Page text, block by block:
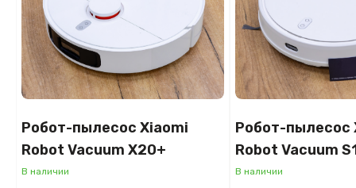
Робот-пылесос Xiaomi
Robot Vacuum X20+
(белый)
В наличии
Робот-пылесос
Robot Vacuum
В наличии